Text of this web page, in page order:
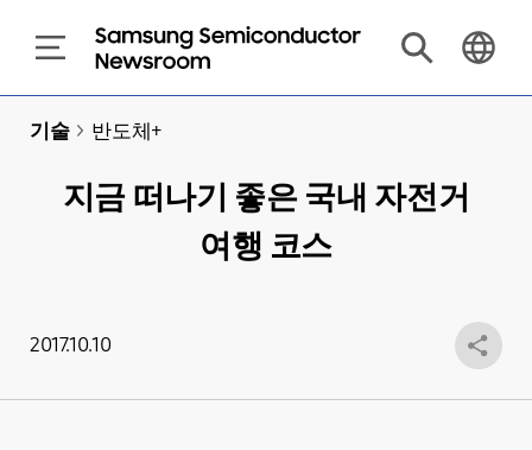
기술 > 반도체+
지금 떠나기 좋은 국내 자전거
여행 코스
2017.10.10